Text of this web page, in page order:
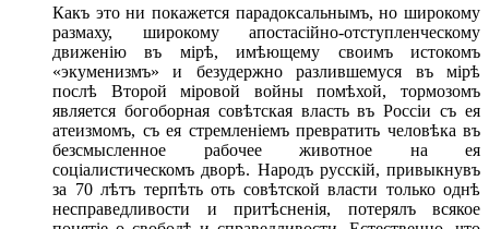
Какъ это ни покажется парадоксальнымъ, но широкому
размаху, широкому апостасійно-отступленческому
движенію въ мірѣ, имѣющему своимъ истокомъ
«экуменизмъ» и безудержно разлившемуся въ мірѣ
послѣ Второй міровой войны помѣхой, тормозомъ
является богоборная совѣтская власть въ Россіи съ ея
атеизмомъ, съ ея стремленіемъ превратить человѣка въ
безсмысленное рабочее животное на ея
соціалистическомъ дворѣ. Народъ русскій, привыкнувъ
за 70 лѣтъ терпѣть оть совѣтской власти только однѣ
несправедливости и притѣсненія, потерялъ всякое